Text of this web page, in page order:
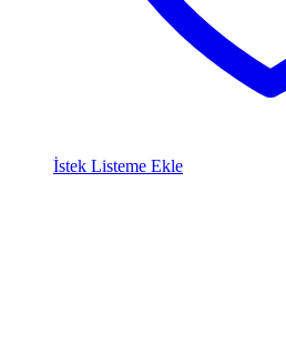
İstek Listeme Ekle